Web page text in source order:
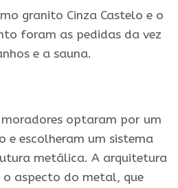
granito Cinza Castelo e o
foram as pedidas da vez
e a sauna.
optaram por um
e escolheram um sistema
metálica. A arquitetura
aspecto do metal, que